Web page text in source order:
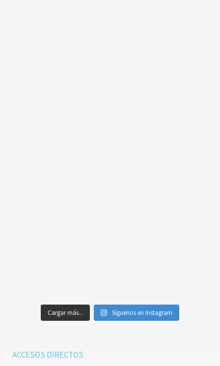
Cargar más... Síguenos en Instagram
ACCESOS DIRECTOS